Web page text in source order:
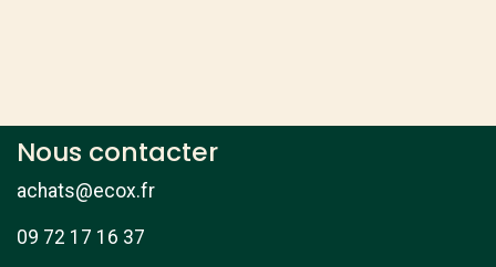
Nous contacter
achats@ecox.fr
09 72 17 16 37